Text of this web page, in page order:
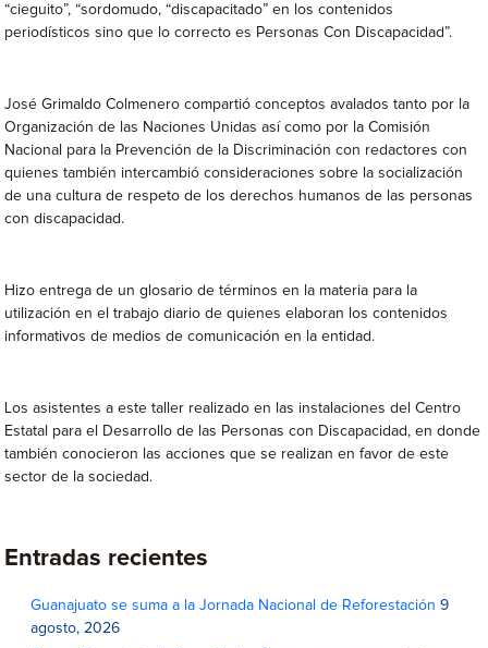
“cieguito”, “sordomudo, “discapacitado” en los contenidos
periodísticos sino que lo correcto es Personas Con Discapacidad”.
José Grimaldo Colmenero compartió conceptos avalados tanto por la
Organización de las Naciones Unidas así como por la Comisión
Nacional para la Prevención de la Discriminación con redactores con
quienes también intercambió consideraciones sobre la socialización
de una cultura de respeto de los derechos humanos de las personas
con discapacidad.
Hizo entrega de un glosario de términos en la materia para la
utilización en el trabajo diario de quienes elaboran los contenidos
informativos de medios de comunicación en la entidad.
Los asistentes a este taller realizado en las instalaciones del Centro
Estatal para el Desarrollo de las Personas con Discapacidad, en donde
también conocieron las acciones que se realizan en favor de este
sector de la sociedad.
Entradas recientes
Guanajuato se suma a la Jornada Nacional de Reforestación 9
agosto, 2026